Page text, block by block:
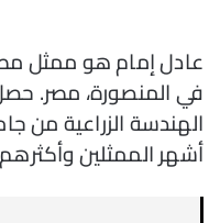
في المنصورة، مصر.
الهندسة الزراعية من
أشهر الممثلين